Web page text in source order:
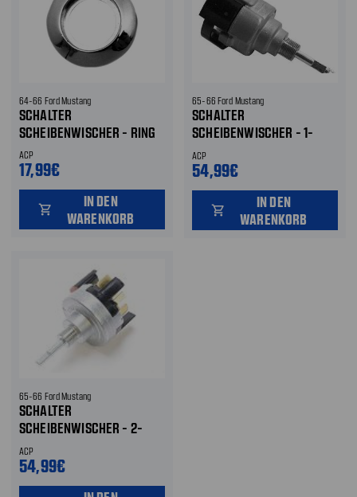
64-66 Ford Mustang
SCHALTER
SCHEIBENWISCHER - RING
ACP
17,99€
shopping_cart
IN DEN
WARENKORB
65-66 Ford Mustang
SCHALTER
SCHEIBENWISCHER - 1-
STUFIG
ACP
54,99€
shopping_cart
IN DEN
WARENKORB
65-66 Ford Mustang
SCHALTER
SCHEIBENWISCHER - 2-
STUFIG
ACP
54,99€